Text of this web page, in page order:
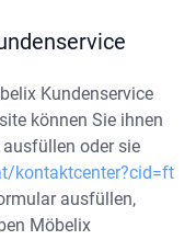
Kundenservice
können Sie ihnen
oder sie
kontaktcenter?cid=ft
ausfüllen,
Möbelix